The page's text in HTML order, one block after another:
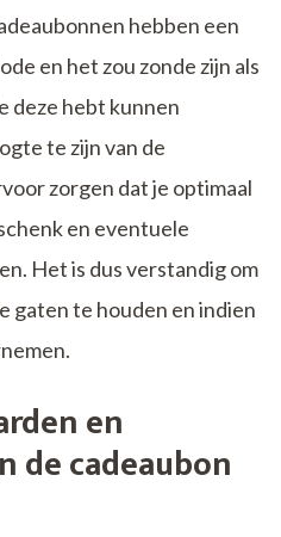
hebben een
en het zou zonde zijn als
deze hebt kunnen
te zijn van de
zorgen dat je optimaal
en eventuele
Het is dus verstandig om
gaten te houden en indien
en
de cadeaubon